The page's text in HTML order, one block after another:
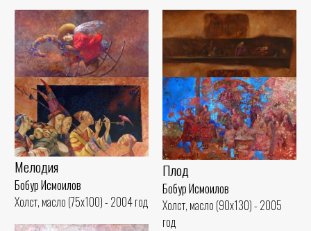
Cон
Бобур Исмоилов
Холст, масло (60x80) - 2006 год
Ожидание
Бобур Исмоилов
Холст, масло (75x100) - 2003 год
Мелодия
Бобур Исмоилов
Холст, масло (75x100) - 2004 год
Плод
Бобур Исмоилов
Холст, масло (90x130) - 2005
год